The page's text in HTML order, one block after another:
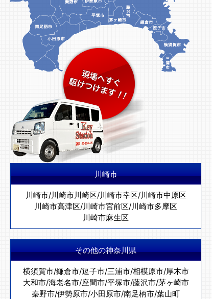
川崎市
川崎市/川崎市川崎区/川崎市幸区/川崎市中原区
川崎市高津区/川崎市宮前区/川崎市多摩区
川崎市麻生区
その他の神奈川県
横須賀市/鎌倉市/逗子市/三浦市/相模原市/厚木市
大和市/海老名市/座間市/平塚市/藤沢市/茅ヶ崎市
秦野市/伊勢原市/小田原市/南足柄市/葉山町